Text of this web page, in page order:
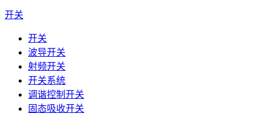
开关
开关
波导开关
射频开关
开关系统
调谐控制开关
固态吸收开关